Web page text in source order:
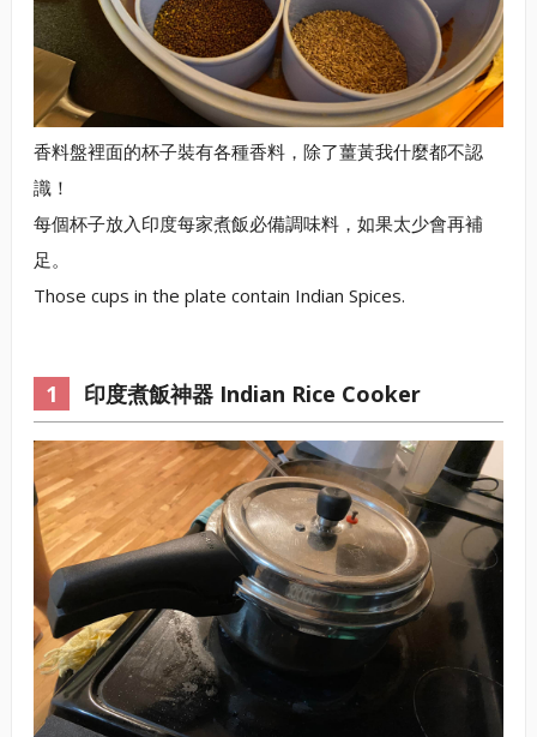
香料盤裡面的杯子裝有各種香料，除了薑黃我什麼都不認
識！
每個杯子放入印度每家煮飯必備調味料，如果太少會再補
足。
Those cups in the plate contain Indian Spices.
印度煮飯神器 Indian Rice Cooker